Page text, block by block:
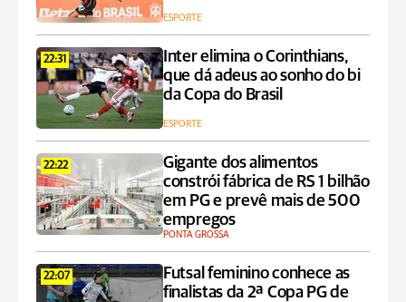
ESPORTE
22:31
Inter elimina o Corinthians,
que dá adeus ao sonho do bi
da Copa do Brasil
ESPORTE
22:22
Gigante dos alimentos
constrói fábrica de RS 1 bilhão
em PG e prevê mais de 500
empregos
PONTA GROSSA
22:07
Futsal feminino conhece as
finalistas da 2ª Copa PG de